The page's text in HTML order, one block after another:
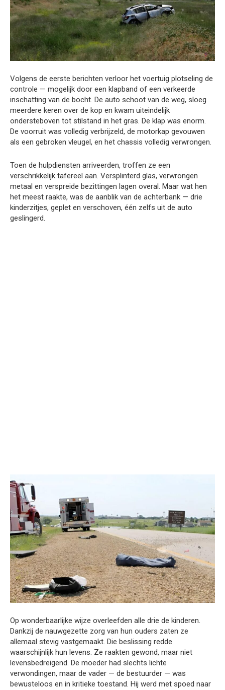
Volgens de eerste berichten verloor het voertuig plotseling de
controle — mogelijk door een klapband of een verkeerde
inschatting van de bocht. De auto schoot van de weg, sloeg
meerdere keren over de kop en kwam uiteindelijk
ondersteboven tot stilstand in het gras. De klap was enorm.
De voorruit was volledig verbrijzeld, de motorkap gevouwen
als een gebroken vleugel, en het chassis volledig verwrongen.
Toen de hulpdiensten arriveerden, troffen ze een
verschrikkelijk tafereel aan. Versplinterd glas, verwrongen
metaal en verspreide bezittingen lagen overal. Maar wat hen
het meest raakte, was de aanblik van de achterbank — drie
kinderzitjes, geplet en verschoven, één zelfs uit de auto
geslingerd.
Op wonderbaarlijke wijze overleefden alle drie de kinderen.
Dankzij de nauwgezette zorg van hun ouders zaten ze
allemaal stevig vastgemaakt. Die beslissing redde
waarschijnlijk hun levens. Ze raakten gewond, maar niet
levensbedreigend. De moeder had slechts lichte
verwondingen, maar de vader — de bestuurder — was
bewusteloos en in kritieke toestand. Hij werd met spoed naar